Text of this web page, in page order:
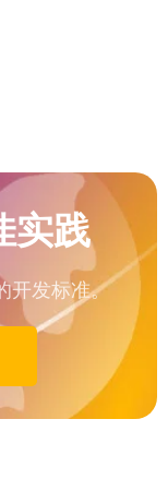
实践
开发标准。